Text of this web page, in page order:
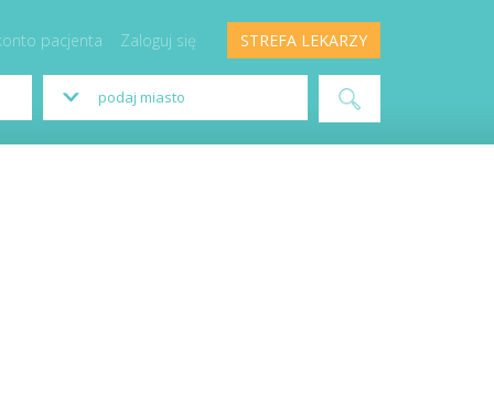
pacjenta Zaloguj się STREFA LEKARZY